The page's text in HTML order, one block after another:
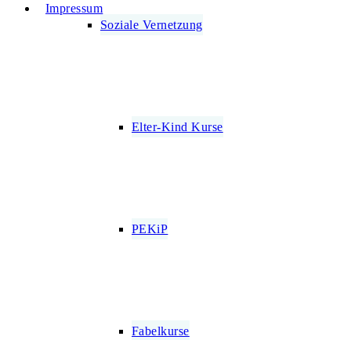
Soziale Vernetzung
Elter-Kind Kurse
PEKiP
Fabelkurse
Impressum